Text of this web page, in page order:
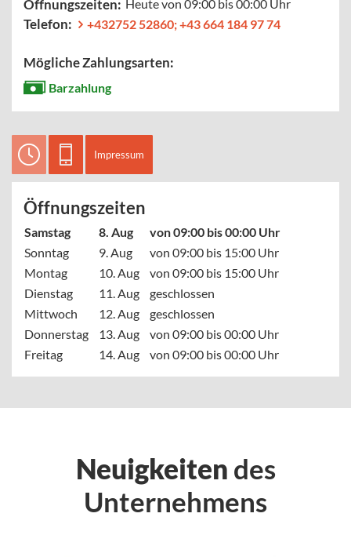
Öffnungszeiten: Heute von 09:00 bis 00:00 Uhr
Telefon: +432752 52860; +43 664 184 97 74
Mögliche Zahlungsarten:
Barzahlung
Impressum
Öffnungszeiten
Samstag 8. Aug
von 09:00 bis 00:00 Uhr
Sonntag
9. Aug
von 09:00 bis 15:00 Uhr
Montag
10. Aug
von 09:00 bis 15:00 Uhr
Dienstag
11. Aug
geschlossen
Mittwoch
12. Aug
geschlossen
Donnerstag
13. Aug
von 09:00 bis 00:00 Uhr
Freitag
14. Aug von 09:00 bis 00:00 Uhr
Neuigkeiten des
Unternehmens